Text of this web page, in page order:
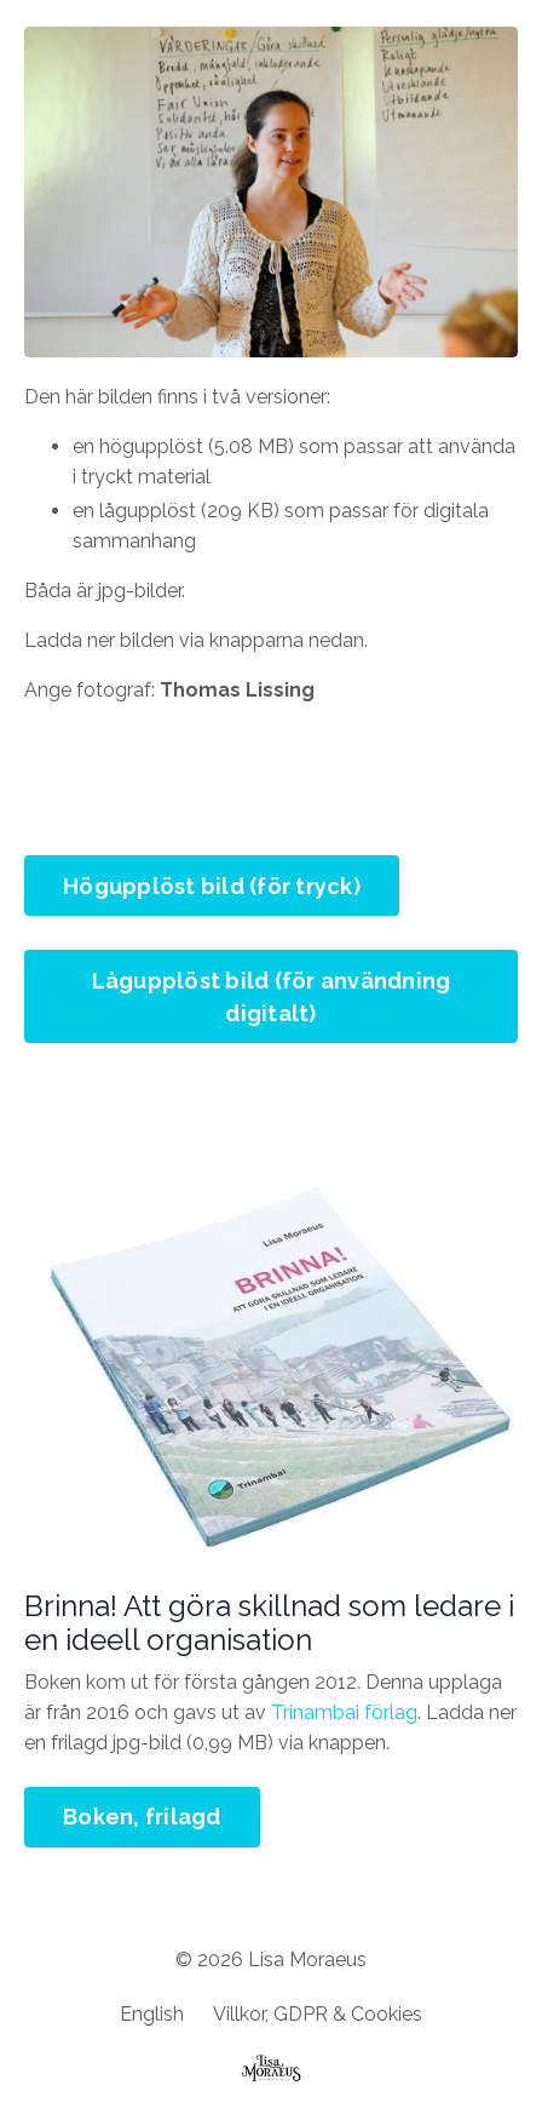
Den här bilden finns i två versioner:
en högupplöst (5.08 MB) som passar att använda
i tryckt material
en lågupplöst (209 KB) som passar för digitala
sammanhang
Båda är jpg-bilder.
Ladda ner bilden via knapparna nedan.
Ange fotograf: Thomas Lissing
Högupplöst bild (för tryck)
Lågupplöst bild (för användning
digitalt)
Brinna! Att göra skillnad som ledare i
en ideell organisation
Boken kom ut för första gången 2012. Denna upplaga
är från 2016 och gavs ut av Trinambai förlag. Ladda ner
en frilagd jpg-bild (0,99 MB) via knappen.
Boken, frilagd
© 2026 Lisa Moraeus
English Villkor, GDPR & Cookies